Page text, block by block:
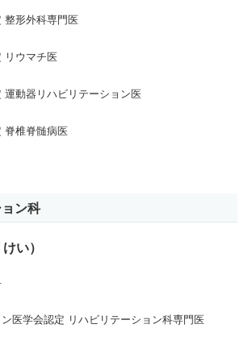
整形外科専門医
リウマチ医
運動器リハビリテーション医
脊椎脊髄病医
ン科
い）
医学会認定 リハビリテーション科専門医